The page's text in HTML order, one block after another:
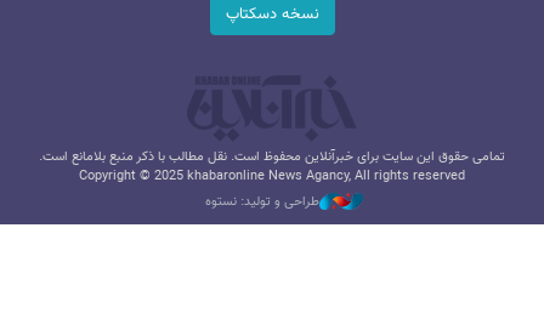
نسخه دسکتاپ
تمامی حقوق این سایت برای خبرآنلاین محفوظ است. نقل مطالب با ذکر منبع بلامانع است.
Copyright © 2025 khabaronline News Agancy, All rights reserved
طراحی و تولید: نستوه